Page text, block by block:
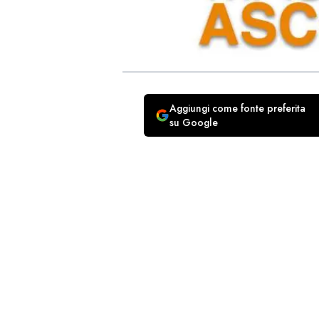
Aggiungi come fonte preferita
su Google